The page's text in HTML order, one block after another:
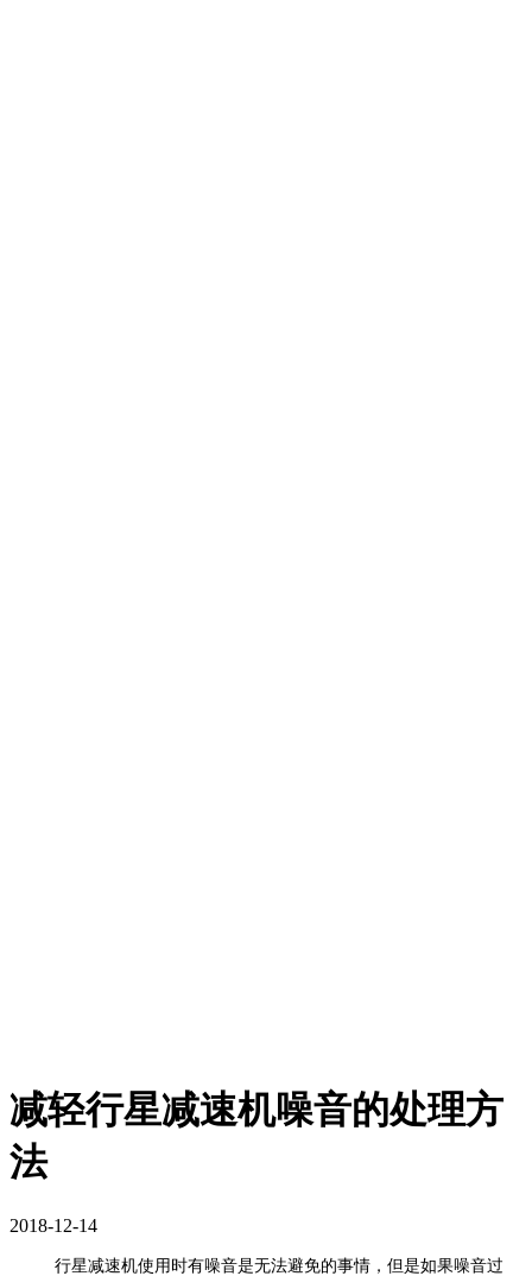
减轻行星减速机噪音的处理方
法
2018-12-14
行星减速机使用时有噪音是无法避免的事情，但是如果噪音过